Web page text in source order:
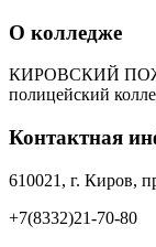
О колледже
КИРОВСКИЙ
полицейский
Контактная
610021, г. Киров,
+7(8332)21-70-80